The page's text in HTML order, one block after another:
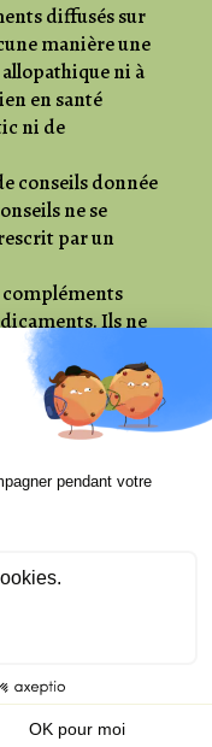
diffusés sur
manière une
ni à
en santé
ni de
conseils donnée
ne se
par un
Ils ne
ou
Sociale.
Mentions
- N° siret
du site Facebook
est une marque
Inc.